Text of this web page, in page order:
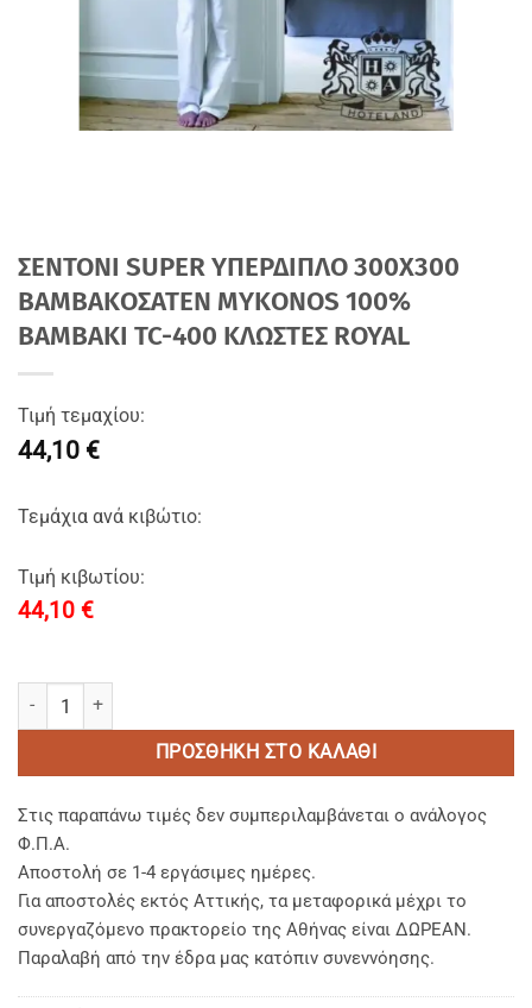
ΣΕΝΤΟΝΙ SUPER ΥΠΕΡΔΙΠΛΟ 300Χ300
ΒΑΜΒΑΚΟΣΑΤΕΝ MYKONOS 100%
BAMBAKI TC-400 ΚΛΩΣΤΕΣ ROYAL
Τιμή τεμαχίου:
44,10 €
Τεμάχια ανά κιβώτιο:
Τιμή κιβωτίου:
44,10 €
ΣΕΝΤΟΝΙ SUPER ΥΠΕΡΔΙΠΛΟ 300Χ300 ΒΑΜΒΑΚΟΣΑΤΕΝ MYKONOS
ΠΡΟΣΘΉΚΗ ΣΤΟ ΚΑΛΆΘΙ
Στις παραπάνω τιμές δεν συμπεριλαμβάνεται ο ανάλογος
Φ.Π.Α.
Αποστολή σε 1-4 εργάσιμες ημέρες.
Για αποστολές εκτός Αττικής, τα μεταφορικά μέχρι το
συνεργαζόμενο πρακτορείο της Αθήνας είναι ΔΩΡΕΑΝ.
Παραλαβή από την έδρα μας κατόπιν συνεννόησης.